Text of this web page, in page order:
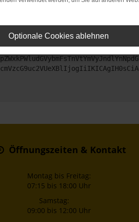
Wir werden versuchen, das Problem
Öffnungszeiten & Kontakt
Montag bis Freitag:
07:15 bis 18:00 Uhr
Samstag:
09:00 bis 12:00 Uhr
Optionale Cookies ablehnen